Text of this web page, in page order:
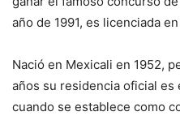
año de 1991, es licenciada
Nació en Mexicali en 1952,
años su residencia oficial es
cuando se establece como